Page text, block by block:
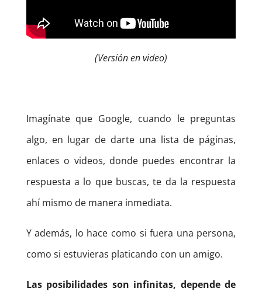
(Versión en video)
Imagínate que Google, cuando le preguntas
algo, en lugar de darte una lista de páginas,
enlaces o videos, donde puedes encontrar la
respuesta a lo que buscas, te da la respuesta
ahí mismo de manera inmediata.
Y además, lo hace como si fuera una persona,
como si estuvieras platicando con un amigo.
Las posibilidades son infinitas, depende de